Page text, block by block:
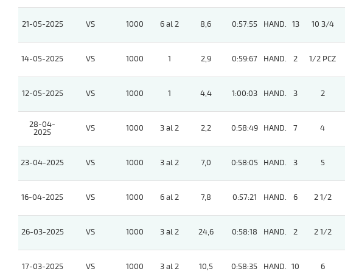
21-05-2025 VS 1000 6 al 2 8,6 0:57:55 HAND. 13 10 3/4
14-05-2025 VS 1000 1 2,9 0:59:67 HAND. 2 1/2 PCZ
12-05-2025 VS 1000 1 4,4 1:00:03 HAND. 3 2
28-04-
2025
VS 1000 3 al 2 2,2 0:58:49 HAND. 7 4
23-04-2025 VS 1000 3 al 2 7,0 0:58:05 HAND. 3 5
16-04-2025 VS 1000 6 al 2 7,8 0:57:21 HAND. 6 2 1/2
26-03-2025 VS 1000 3 al 2 24,6 0:58:18 HAND. 2 2 1/2
17-03-2025 VS 1000 3 al 2 10,5 0:58:35 HAND. 10 6